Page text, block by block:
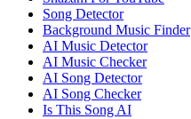
Song Detector
Background Music Finder
AI Music Detector
AI Music Checker
AI Song Detector
AI Song Checker
Is This Song AI